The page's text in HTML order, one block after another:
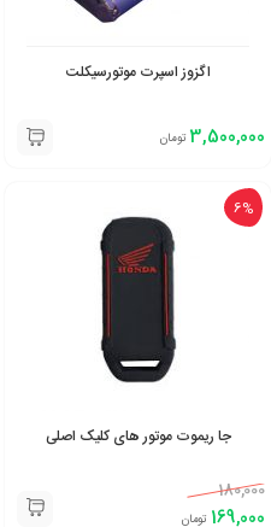
اگزوز اسپرت موتورسیکلت
3,500,000 تومان
6%
جا ریموت موتور های کلیک اصلی
180,000
169,000 تومان